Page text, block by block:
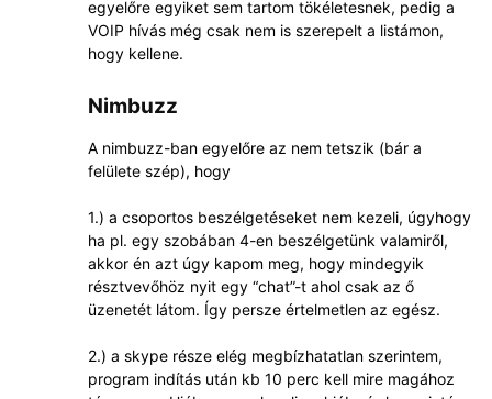
egyelőre egyiket sem tartom tökéletesnek, pedig a
VOIP hívás még csak nem is szerepelt a listámon,
hogy kellene.
Nimbuzz
A nimbuzz-ban egyelőre az nem tetszik (bár a
felülete szép), hogy
1.) a csoportos beszélgetéseket nem kezeli, úgyhogy
ha pl. egy szobában 4-en beszélgetünk valamiről,
akkor én azt úgy kapom meg, hogy mindegyik
résztvevőhöz nyit egy “chat”-t ahol csak az ő
üzenetét látom. Így persze értelmetlen az egész.
2.) a skype része elég megbízhatatlan szerintem,
program indítás után kb 10 perc kell mire magához